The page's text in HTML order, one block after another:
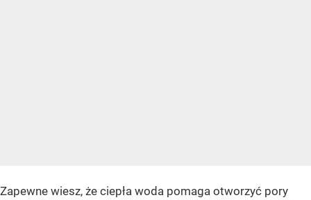
Zapewne wiesz, że ciepła woda pomaga otworzyć pory